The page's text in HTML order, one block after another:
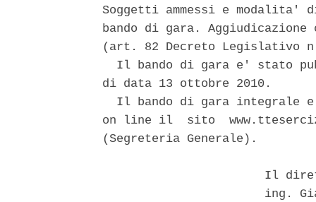
Soggetti ammessi e
bando di gara.
(art. 82 Decreto Legislativo
Il bando di gara e' stato
di data 13 ottobre 2010.
Il bando di gara integrale
on line il  sito
(Segreteria Generale).
Il
ing.